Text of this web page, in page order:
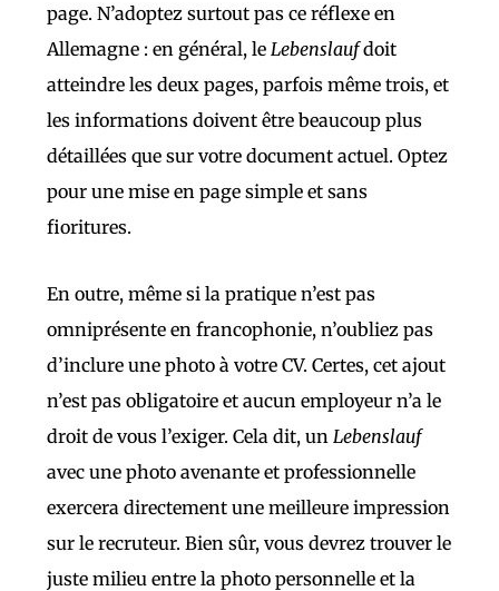
page. N’adoptez surtout pas ce réflexe en
Allemagne : en général, le Lebenslaufdoit
atteindre les deux pages, parfois même trois, et
les informations doivent être beaucoup plus
détaillées que sur votre document actuel. Optez
pour une mise en page simple et sans
fioritures.
En outre, même si la pratique n’est pas
omniprésente en francophonie, n’oubliez pas
d’inclure une photo à votre CV. Certes, cet ajout
n’est pas obligatoire et aucun employeur n’a le
droit de vous l’exiger. Cela dit, un Lebenslauf
avec une photo avenante et professionnelle
exercera directement une meilleure impression
sur le recruteur. Bien sûr, vous devrez trouver le
juste milieu entre la photo personnelle et la